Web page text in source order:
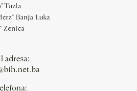
Tuzla
Banja Luka
Zenica
adresa: